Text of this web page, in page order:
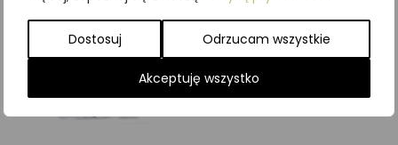
Dostosuj Odrzucam wszystkie
Akceptuję wszystko